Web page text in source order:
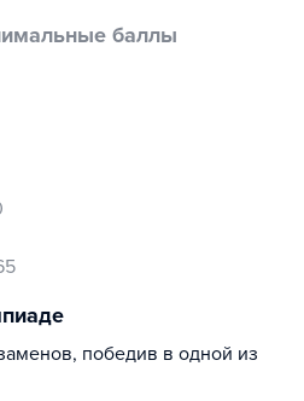
баллы
победив в одной из